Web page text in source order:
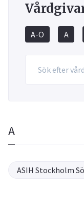
A-Ö A
A
ASIH Stockholm